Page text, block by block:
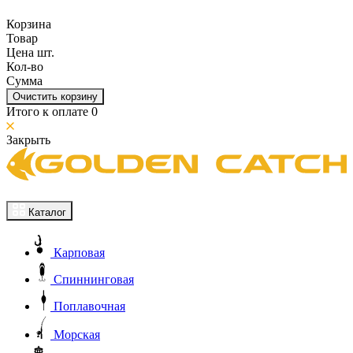
Корзина
Товар
Цена шт.
Кол-во
Сумма
Очистить корзину
Итого к оплате 0
Закрыть
Каталог
Карповая
Спиннинговая
Поплавочная
Морская